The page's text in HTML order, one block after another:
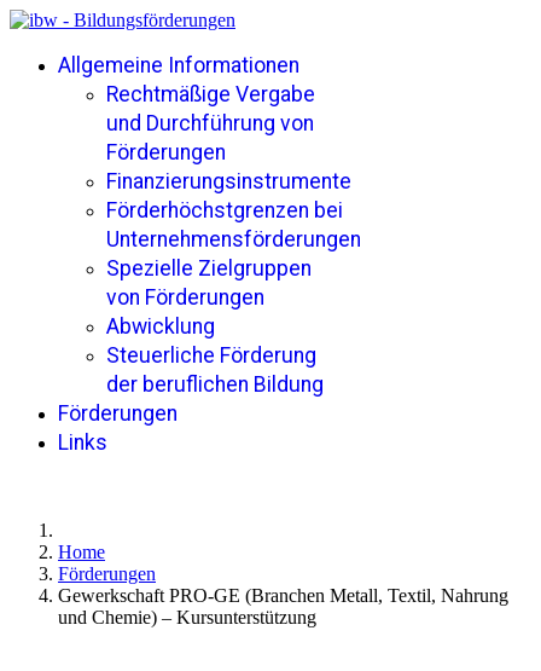
Allgemeine Informationen
Rechtmäßige Vergabe
und Durchführung von
Förderungen
Finanzierungsinstrumente
Förderhöchstgrenzen bei
Unternehmensförderungen
Spezielle Zielgruppen
von Förderungen
Abwicklung
Steuerliche Förderung
der beruflichen Bildung
Förderungen
Links
Home
Förderungen
Gewerkschaft PRO-GE (Branchen Metall, Textil, Nahrung
und Chemie) – Kursunterstützung